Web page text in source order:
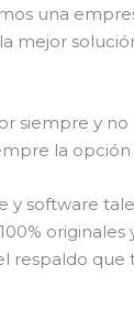
una
mejor
siempre y
la
software
que